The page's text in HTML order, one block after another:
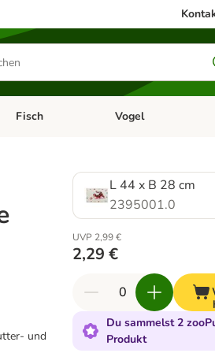
Hundefutter & Zubehör
Kategorie-Menü öffnen: Kleintier
Fisch Kategorie-Menü
Vogel
und
L 44 x B 28 cm
2395001.0
UVP 2,99 €
2,29 €
Du sammelst 2
Produkt